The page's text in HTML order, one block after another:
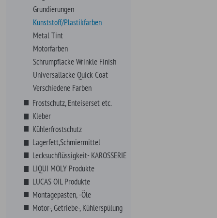
LIQUI MOLY Produkte
LUCAS OIL Produkte
Montagepasten, -Öle
Motor-, Getriebe-, Kühlerspülung
Octane Booster
Öle
Pflegen, Polituren
Reinigen, Polituren
Schrauben, Fittings, Klips
Sortimente
VHT Farben
Werkzeuge
Zündung